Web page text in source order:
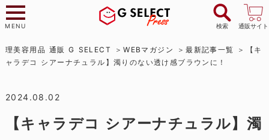
MENU 検索 通販サイト
理美容用品 通販 G SELECT WEBマガジン 最新記事一覧
【キ
ャラデコ シアーナチュラル】濁りのない透け感ブラウンに！
2024.08.02
【キャラデコ シアーナチュラル】濁